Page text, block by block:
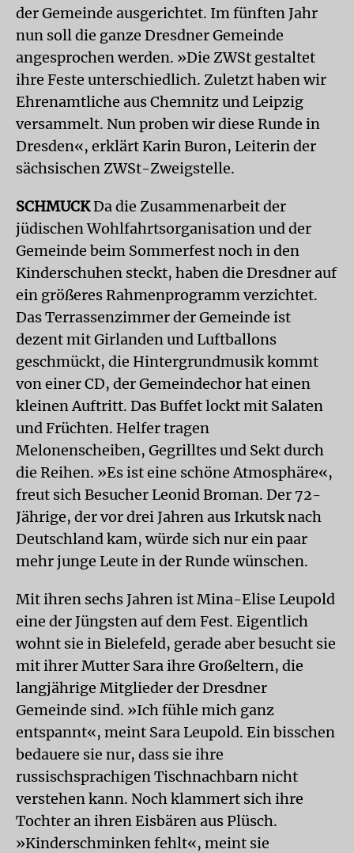
der Gemeinde ausgerichtet. Im fünften Jahr
nun soll die ganze Dresdner Gemeinde
angesprochen werden. »Die ZWSt gestaltet
ihre Feste unterschiedlich. Zuletzt haben wir
Ehrenamtliche aus Chemnitz und Leipzig
versammelt. Nun proben wir diese Runde in
Dresden«, erklärt Karin Buron, Leiterin der
sächsischen ZWSt-Zweigstelle.
SCHMUCKDa die Zusammenarbeit der
jüdischen Wohlfahrtsorganisation und der
Gemeinde beim Sommerfest noch in den
Kinderschuhen steckt, haben die Dresdner auf
ein größeres Rahmenprogramm verzichtet.
Das Terrassenzimmer der Gemeinde ist
dezent mit Girlanden und Luftballons
geschmückt, die Hintergrundmusik kommt
von einer CD, der Gemeindechor hat einen
kleinen Auftritt. Das Buffet lockt mit Salaten
und Früchten. Helfer tragen
Melonenscheiben, Gegrilltes und Sekt durch
die Reihen. »Es ist eine schöne Atmosphäre«,
freut sich Besucher Leonid Broman. Der 72-
Jährige, der vor drei Jahren aus Irkutsk nach
Deutschland kam, würde sich nur ein paar
mehr junge Leute in der Runde wünschen.
Mit ihren sechs Jahren ist Mina-Elise Leupold
eine der Jüngsten auf dem Fest. Eigentlich
wohnt sie in Bielefeld, gerade aber besucht sie
mit ihrer Mutter Sara ihre Großeltern, die
langjährige Mitglieder der Dresdner
Gemeinde sind. »Ich fühle mich ganz
entspannt«, meint Sara Leupold. Ein bisschen
bedauere sie nur, dass sie ihre
russischsprachigen Tischnachbarn nicht
verstehen kann. Noch klammert sich ihre
Tochter an ihren Eisbären aus Plüsch.
»Kinderschminken fehlt«, meint sie